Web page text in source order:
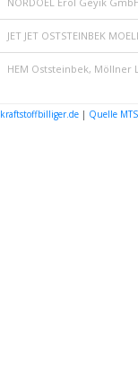
JET JET OSTSTEINBEK
HEM Oststeinbek, Möllner
kraftstoffbilliger.de | Quelle